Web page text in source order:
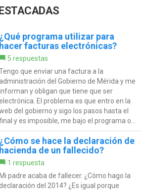
¿Qué programa utilizar para
hacer facturas electrónicas?
5 respuestas
que enviar una factura a la
administración del Gobierno de Mérida y me
y obligan que tiene que ser
El problema es que entro en la
del gobierno y sigo los pasos hasta el
y es imposible, me bajo el programa o...
¿Cómo se hace la declaración de
hacienda de un fallecido?
1 respuesta
Mi padre acaba de fallecer. ¿Cómo hago la
declaración del 2014? ¿Es igual porque